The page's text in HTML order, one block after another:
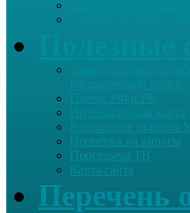
Гимны РФ и РБ
Интерактивная карта
Расписание станция
Проверка на вирусы
Программа ТВ
Карта сайта
Перечень